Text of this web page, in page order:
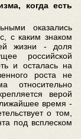
когда есть
оказались
с каким знаком
жизни - доля
российской
и осталась на
роста не
относительно
верой
время -
о том,
под всплеском